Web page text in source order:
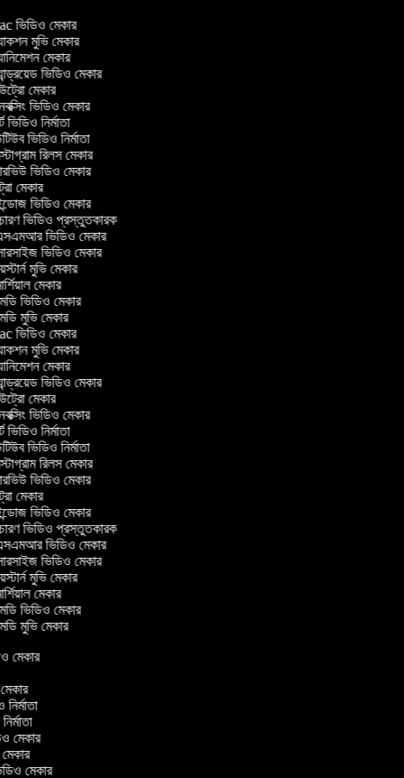
ভিডিও মেকার
মুভি মেকার
মেকার
ভিডিও মেকার
মেকার
ভিডিও মেকার
নির্মাতা
ভিডিও নির্মাতা
রিলস মেকার
ভিডিও মেকার
মেকার
ভিডিও মেকার
ভিডিও প্রস্তুতকারক
ভিডিও মেকার
ভিডিও মেকার
মুভি মেকার
মেকার
ভিডিও মেকার
মুভি মেকার
ভিডিও মেকার
মুভি মেকার
মেকার
ভিডিও মেকার
মেকার
ভিডিও মেকার
নির্মাতা
ভিডিও নির্মাতা
রিলস মেকার
ভিডিও মেকার
মেকার
ভিডিও মেকার
ভিডিও প্রস্তুতকারক
ভিডিও মেকার
ভিডিও মেকার
মুভি মেকার
মেকার
ভিডিও মেকার
মুভি মেকার
মেকার
নির্মাতা
মেকার
মেকার
মেকার